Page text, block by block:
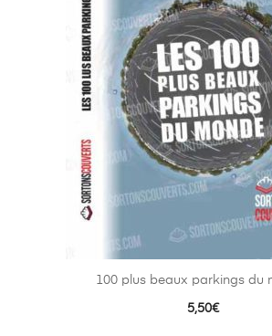
100 plus beaux parkings du
5,50€